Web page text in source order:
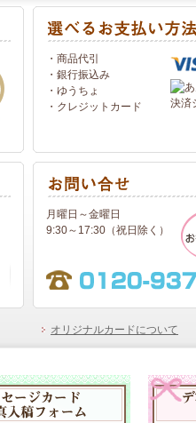
・商品代引
・銀行振込み
・ゆうちょ
・クレジットカード
月曜日～金曜日
9:30～17:30（祝日除く）
オリジナルカードについて